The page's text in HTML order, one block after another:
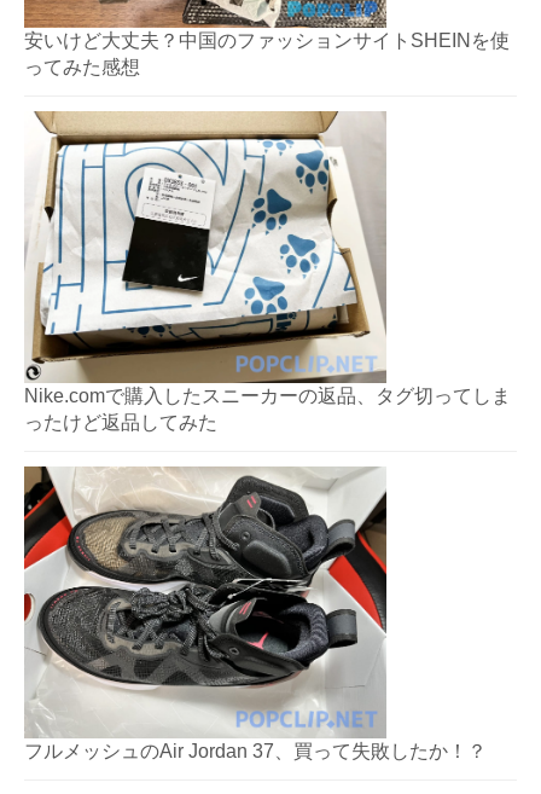
安いけど大丈夫？中国のファッションサイトSHEINを使
ってみた感想
Nike.comで購入したスニーカーの返品、タグ切ってしま
ったけど返品してみた
フルメッシュのAir Jordan 37、買って失敗したか！？